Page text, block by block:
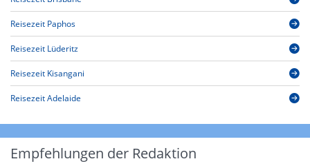
Reisezeit Paphos
Reisezeit Lüderitz
Reisezeit Kisangani
Reisezeit Adelaide
Empfehlungen der Redaktion